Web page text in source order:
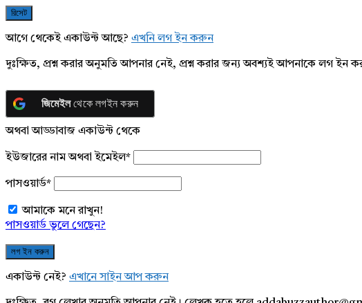
আগে থেকেই একাউন্ট আছে? এখনি লগ ইন করুন
দুঃক্ষিত, প্রশ্ন করার অনুমতি আপনার নেই, প্রশ্ন করার জন্য অবশ্যই আপনাকে লগ ইন
জিমেইলথেকে লগইন করুন
অথবা আড্ডাবাজ একাউন্ট থেকে
ইউজারের নাম অথবা ইমেইল*
পাসওয়ার্ড*
আমাকে মনে রাখুন!
পাসওয়ার্ড ভুলে গেছেন?
একাউন্ট নেই? এখানে সাইন আপ করুন